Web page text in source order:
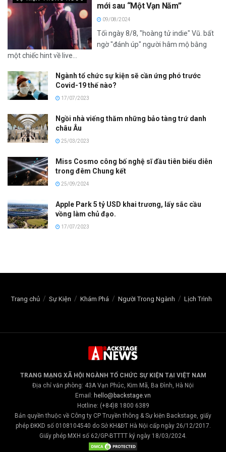
mới sau “Một Vạn Năm”
09/08/2024
Tối ngày 8/8, "hoàng tử indie" Vũ. bất
ngờ "đánh úp" người hâm mộ bằng
một chiếc hint về live...
Ngành tổ chức sự kiện sẽ cần ứng phó trước
Covid-19 thế nào?
17/07/2023
Ngồi nhà viếng thăm những bảo tàng trứ danh
châu Âu
25/03/2023
Miss Cosmo công bố nghệ sĩ đầu tiên biểu diễn
trong đêm Chung kết
25/09/2024
Apple Park 5 tỷ USD khai trương, lấy sắc cầu
vồng làm chủ đạo.
17/07/2023
Trang chủ Sự Kiện Khám Phá Người Trong Ngành Lịch Trình
TRANG MẠNG XÃ HỘI NGÀNH TỔ CHỨC SỰ KIỆN TẠI VIỆT NAM
Địa chỉ văn phòng: 43A Vạn Phúc, Kim Mã, Ba Đình, Hà Nội
Email: hello@backstage.vn
Hotline: (+84)8 1800 6389
Bản quyền thuộc về Công ty CP Truyền thông & Sự kiện Backstage, giấy
phép ĐKKD số 0108104540 do Sở KH&ĐT Hà Nội cấp ngày 26/12/2017.
Giấy phép MXH số 62/GP-BTTTT ký ngày 18/03/2024.